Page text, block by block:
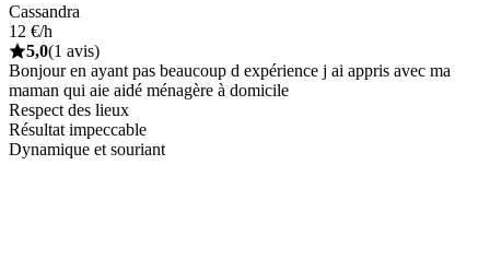
Cassandra
12 €/h
5,0(1 avis)
Bonjour en ayant pas beaucoup d expérience j ai appris avec ma
maman qui aie aidé ménagère à domicile
Respect des lieux
Résultat impeccable
Dynamique et souriant